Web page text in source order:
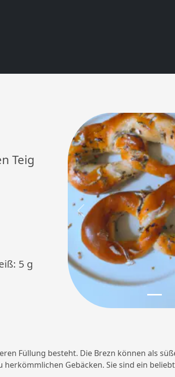
Teig
5 g
Previous
Füllung besteht. Die Brezn können als
Gebäcken. Sie sind ein